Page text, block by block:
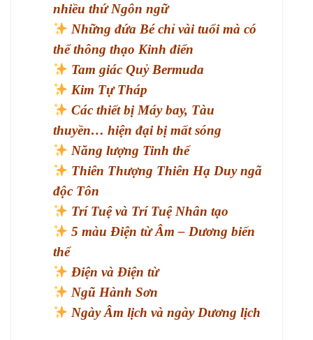
nhiều thứ Ngôn ngữ
Những đứa Bé chỉ vài tuổi mà có
thể thông thạo Kinh điển
Tam giác Quỷ Bermuda
Kim Tự Tháp
Các thiết bị Máy bay, Tàu
thuyền… hiện đại bị mất sóng
Năng lượng Tinh thể
Thiên Thượng Thiên Hạ Duy ngã
độc Tôn
Trí Tuệ và Trí Tuệ Nhân tạo
5 màu Điện từ Âm – Dương biến
thể
Điện và Điện từ
Ngũ Hành Sơn
Ngày Âm lịch và ngày Dương lịch